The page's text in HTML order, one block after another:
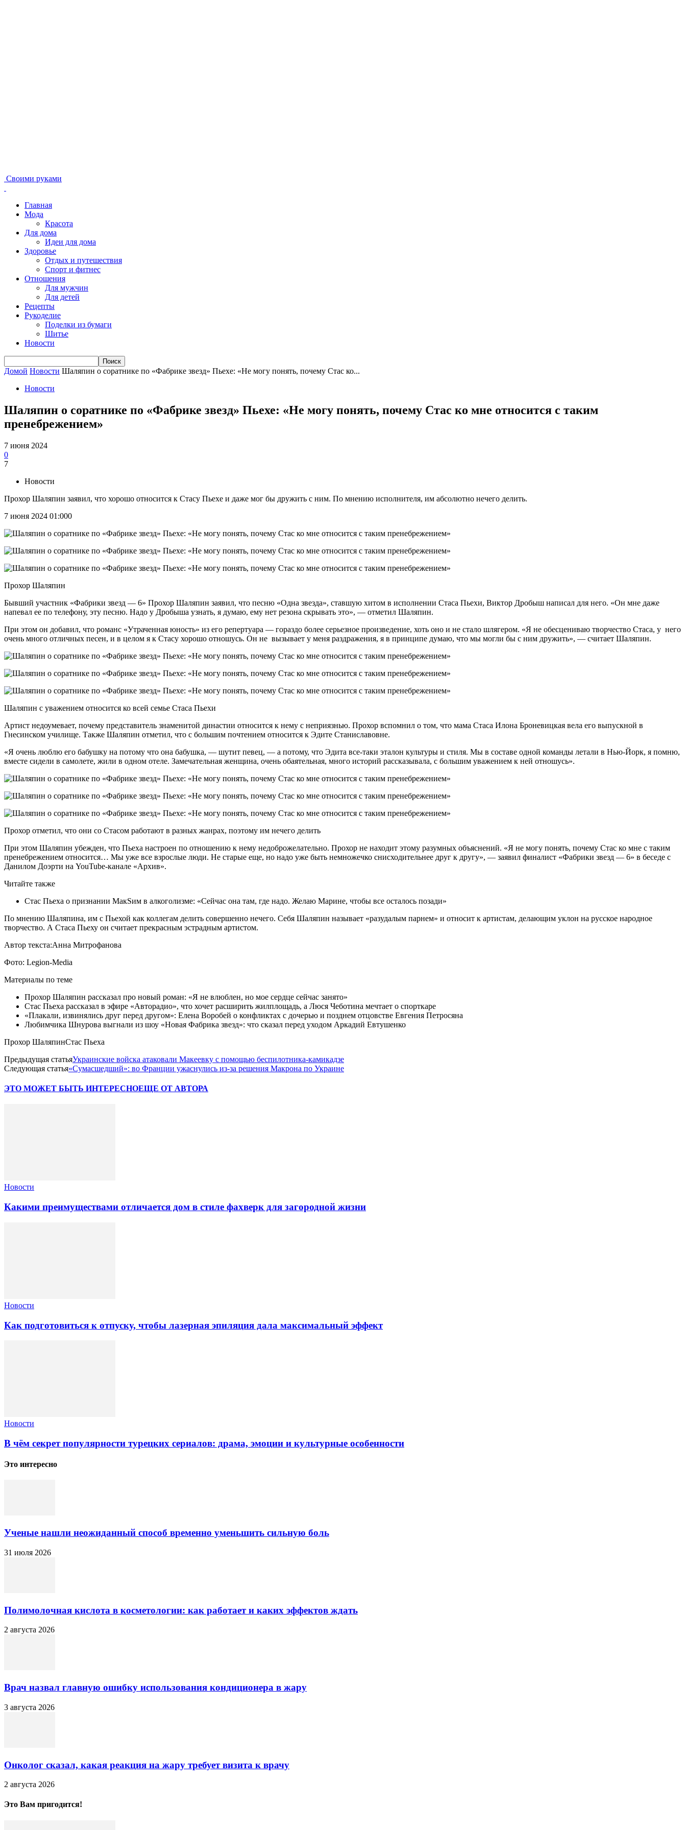
Своими руками
Главная
Мода
Красота
Для дома
Идеи для дома
Здоровье
Отдых и путешествия
Спорт и фитнес
Отношения
Для мужчин
Для детей
Рецепты
Рукоделие
Поделки из бумаги
Шитье
Новости
Домой Новости Шаляпин о соратнике по «Фабрике звезд» Пьехе: «Не могу понять, почему Стас ко...
Новости
Шаляпин о соратнике по «Фабрике звезд» Пьехе: «Не могу понять, почему Стас ко мне относится с таким
пренебрежением»
7 июня 2024
0
7
Новости
Прохор Шаляпин заявил, что хорошо относится к Стасу Пьехе и даже мог бы дружить с ним. По мнению исполнителя, им абсолютно нечего делить.
7 июня 2024 01:000
Прохор Шаляпин
Бывший участник «Фабрики звезд — 6» Прохор Шаляпин заявил, что песню «Одна звезда», ставшую хитом в исполнении Стаса Пьехи, Виктор Дробыш написал для него. «Он мне даже
напевал ее по телефону, эту песню. Надо у Дробыша узнать, я думаю, ему нет резона скрывать это», — отметил Шаляпин.
При этом он добавил, что романс «Утраченная юность» из его репертуара — гораздо более серьезное произведение, хоть оно и не стало шлягером. «Я не обесцениваю творчество Стаса, у него
очень много отличных песен, и в целом я к Стасу хорошо отношусь. Он не вызывает у меня раздражения, я в принципе думаю, что мы могли бы с ним дружить», — считает Шаляпин.
Шаляпин с уважением относится ко всей семье Стаса Пьехи
Артист недоумевает, почему представитель знаменитой династии относится к нему с неприязнью. Прохор вспомнил о том, что мама Стаса Илона Броневицкая вела его выпускной в
Гнесинском училище. Также Шаляпин отметил, что с большим почтением относится к Эдите Станиславовне.
«Я очень люблю его бабушку на потому что она бабушка, — шутит певец, — а потому, что Эдита все-таки эталон культуры и стиля. Мы в составе одной команды летали в Нью-Йорк, я помню,
вместе сидели в самолете, жили в одном отеле. Замечательная женщина, очень обаятельная, много историй рассказывала, с большим уважением к ней отношусь».
Прохор отметил, что они со Стасом работают в разных жанрах, поэтому им нечего делить
При этом Шаляпин убежден, что Пьеха настроен по отношению к нему недоброжелательно. Прохор не находит этому разумных объяснений. «Я не могу понять, почему Стас ко мне с таким
пренебрежением относится… Мы уже все взрослые люди. Не старые еще, но надо уже быть немножечко снисходительнее друг к другу», — заявил финалист «Фабрики звезд — 6» в беседе с
Данилом Доэрти на YouTube-канале «Архив».
Читайте также
Стас Пьеха о признании МакSим в алкоголизме: «Сейчас она там, где надо. Желаю Марине, чтобы все осталось позади»
По мнению Шаляпина, им с Пьехой как коллегам делить совершенно нечего. Себя Шаляпин называет «разудалым парнем» и относит к артистам, делающим уклон на русское народное
творчество. А Стаса Пьеху он считает прекрасным эстрадным артистом.
Автор текста:Анна Митрофанова
Фото: Legion-Media
Материалы по теме
Прохор Шаляпин рассказал про новый роман: «Я не влюблен, но мое сердце сейчас занято»
Стас Пьеха рассказал в эфире «Авторадио», что хочет расширить жилплощадь, а Люся Чеботина мечтает о спорткаре
«Плакали, извинялись друг перед другом»: Елена Воробей о конфликтах с дочерью и позднем отцовстве Евгения Петросяна
Любимчика Шнурова выгнали из шоу «Новая Фабрика звезд»: что сказал перед уходом Аркадий Евтушенко
Прохор ШаляпинСтас Пьеха
Предыдущая статьяУкраинские войска атаковали Макеевку с помощью беспилотника-камикадзе
Следующая статья«Сумасшедший»: во Франции ужаснулись из-за решения Макрона по Украине
ЭТО МОЖЕТ БЫТЬ ИНТЕРЕСНОЕЩЕ ОТ АВТОРА
Новости
Какими преимуществами отличается дом в стиле фахверк для загородной жизни
Новости
Как подготовиться к отпуску, чтобы лазерная эпиляция дала максимальный эффект
Новости
В чём секрет популярности турецких сериалов: драма, эмоции и культурные особенности
Это интересно
Ученые нашли неожиданный способ временно уменьшить сильную боль
31 июля 2026
Полимолочная кислота в косметологии: как работает и каких эффектов ждать
2 августа 2026
Врач назвал главную ошибку использования кондиционера в жару
3 августа 2026
Онколог сказал, какая реакция на жару требует визита к врачу
2 августа 2026
Это Вам пригодится!